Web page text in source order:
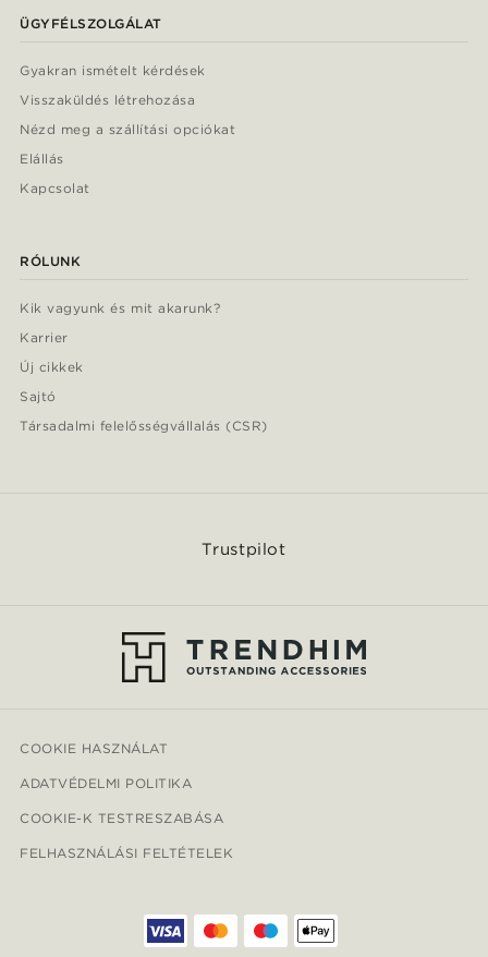
ÜGYFÉLSZOLGÁLAT
Gyakran ismételt kérdések
Visszaküldés létrehozása
Nézd meg a szállítási opciókat
Elállás
Kapcsolat
RÓLUNK
Kik vagyunk és mit akarunk?
Karrier
Új cikkek
Sajtó
Társadalmi felelősségvállalás (CSR)
Trustpilot
COOKIE HASZNÁLAT
ADATVÉDELMI POLITIKA
COOKIE-K TESTRESZABÁSA
FELHASZNÁLÁSI FELTÉTELEK